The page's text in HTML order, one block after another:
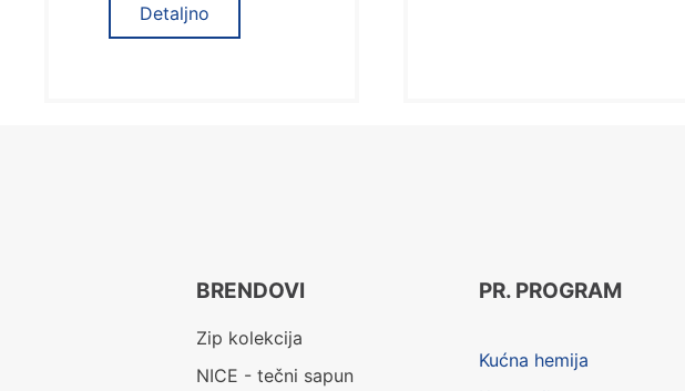
Detaljno
BRENDOVI
Zip kolekcija
NICE - tečni sapun
PR. PROGRAM
Kućna hemija